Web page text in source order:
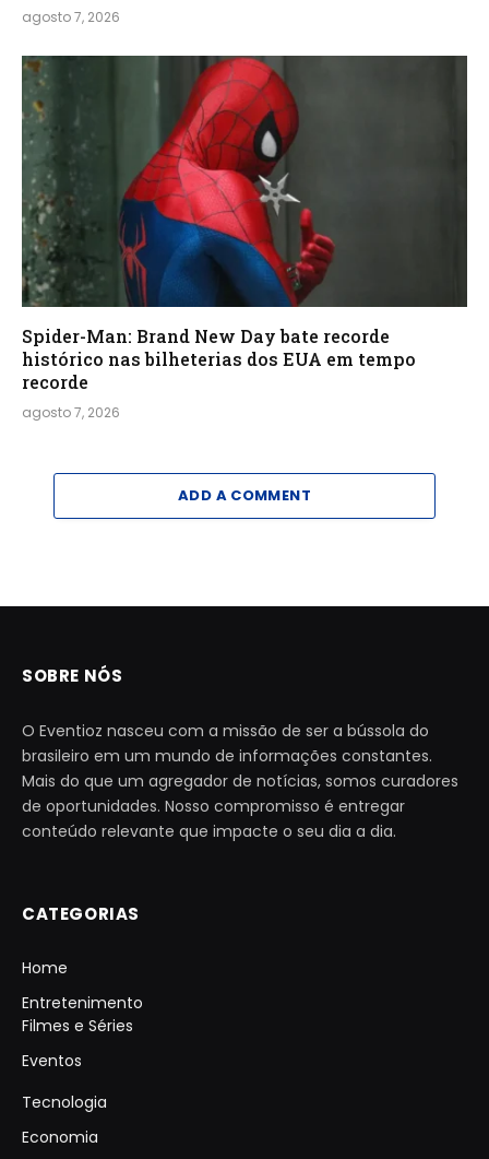
agosto 7, 2026
Spider-Man: Brand New Day bate recorde
histórico nas bilheterias dos EUA em tempo
recorde
agosto 7, 2026
ADD A COMMENT
SOBRE NÓS
O Eventioz nasceu com a missão de ser a bússola do
brasileiro em um mundo de informações constantes.
Mais do que um agregador de notícias, somos curadores
de oportunidades. Nosso compromisso é entregar
conteúdo relevante que impacte o seu dia a dia.
CATEGORIAS
Home
Entretenimento
Filmes e Séries
Eventos
Tecnologia
Economia